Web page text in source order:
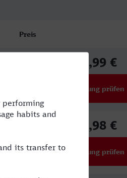
Preis
61,99 €
Verbindung prüfen
66,98 €
Verbindung prüfen